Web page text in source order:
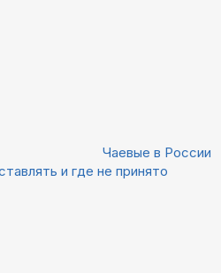
Чаевые в России
и где не принято